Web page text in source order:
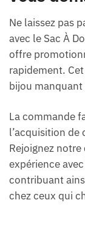
Ne laissez pas
avec le Sac À
offre
rapidement.
bijou
La commande
l’acquisition de
Rejoignez
expérience
contribuant
chez ceux qui